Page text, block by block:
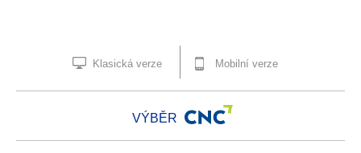
Klasická verze Mobilní verze
VÝBĚR